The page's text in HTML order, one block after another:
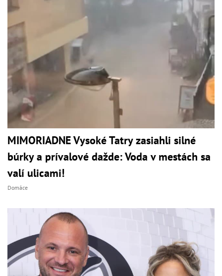
MIMORIADNE Vysoké Tatry zasiahli silné
búrky a prívalové dažde: Voda v mestách sa
valí ulicami!
Domáce